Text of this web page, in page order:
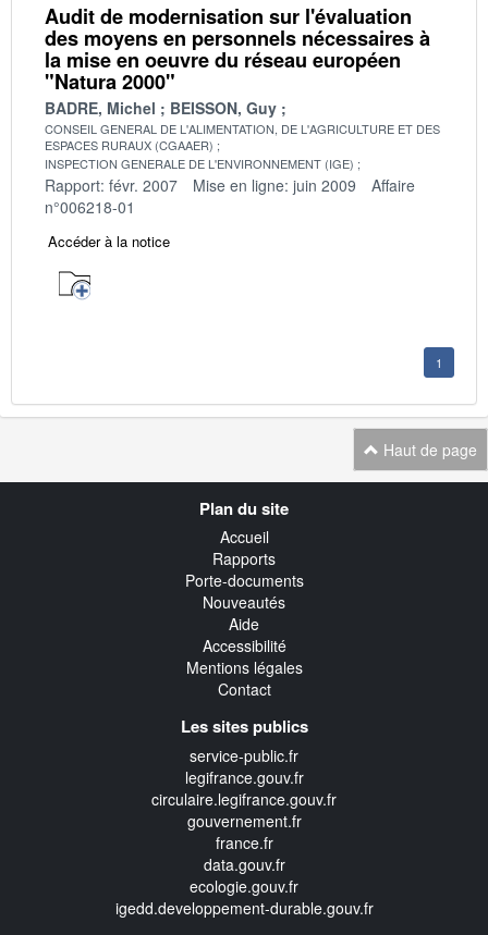
Audit de modernisation sur l'évaluation
des moyens en personnels nécessaires à
la mise en oeuvre du réseau européen
"Natura 2000"
BADRE, Michel BEISSON, Guy
CONSEIL GENERAL DE L'ALIMENTATION, DE L'AGRICULTURE ET DES
ESPACES RURAUX (CGAAER)
INSPECTION GENERALE DE L'ENVIRONNEMENT (IGE)
Rapport: févr. 2007 Mise en ligne: juin 2009
Affaire
n°006218-01
Accéder à la notice
1
Haut de page
Plan du site
Accueil
Rapports
Porte-documents
Nouveautés
Aide
Accessibilité
Mentions légales
Contact
Les sites publics
service-public.fr
legifrance.gouv.fr
circulaire.legifrance.gouv.fr
gouvernement.fr
france.fr
data.gouv.fr
ecologie.gouv.fr
igedd.developpement-durable.gouv.fr